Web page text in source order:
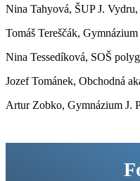
Nina Tahyová, ŠUP J.
Tomáš Tereščák,
Nina Tessedíková, SOŠ
Jozef Tománek, Obchodná
Artur Zobko, Gymnázium J.